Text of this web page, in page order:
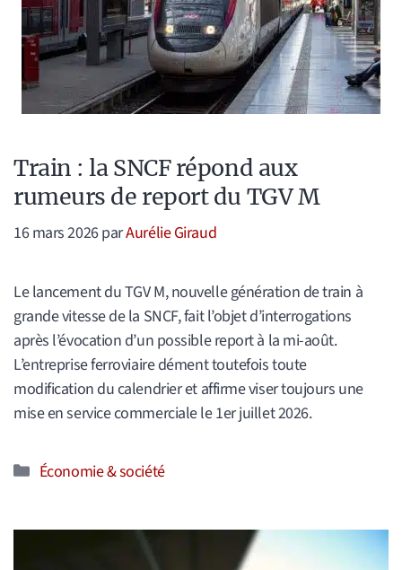
Train : la SNCF répond aux
rumeurs de report du TGV M
16 mars 2026parAurélie Giraud
Le lancement du TGV M, nouvelle génération de train à
grande vitesse de la SNCF, fait l’objet d’interrogations
après l’évocation d’un possible report à la mi-août.
L’entreprise ferroviaire dément toutefois toute
modification du calendrier et affirme viser toujours une
mise en service commerciale le 1er juillet 2026.
Catégories
Économie & société